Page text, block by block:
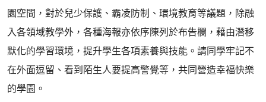
園空間，對於兒少保護、霸凌防制、環境教育等議題，除融
入各領域教學外，各種海報亦依序陳列於布告欄，藉由潛移
默化的學習環境，提升學生各項素養與技能。請同學牢記不
在外面逗留、看到陌生人要提高警覺等，共同營造幸福快樂
的學園。